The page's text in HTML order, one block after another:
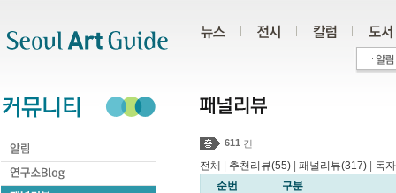
611 건
전체 추천리뷰(55) 패널리뷰(317)
독
순번
구분